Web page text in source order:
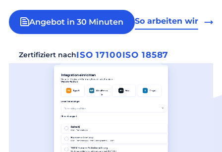
Angebot in 30 Minuten So arbeiten wir
Zertifiziert nachISO 17100ISO 18587